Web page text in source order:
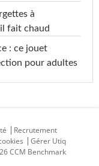
à
fait chaud
: ce jouet
pour adultes
Recrutement
Gérer Utiq
CCM Benchmark